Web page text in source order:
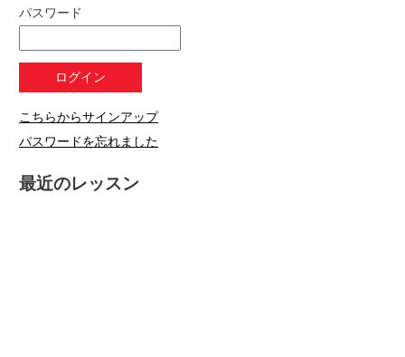
パスワード
こちらからサインアップ
パスワードを忘れました
最近のレッスン